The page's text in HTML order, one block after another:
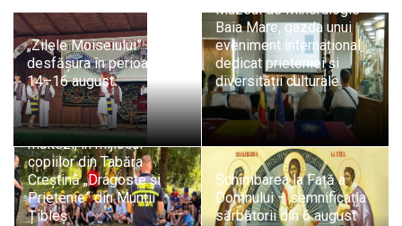
„Zilele Moiseiului” se vor
desfășura în perioada
14–16 august
Muzeul de Mineralogie
Baia Mare, gazda unui
eveniment internațional
dedicat prieteniei și
diversității culturale
Pompierii SVSU Târgu
Lăpuș și voluntarii
maltezi, în mijlocul
copiilor din Tabăra
Creștină „Dragoste și
Prietenie” din Munții
Țibleș
Schimbarea la Față a
Domnului – semnificația
sărbătorii din 6 august